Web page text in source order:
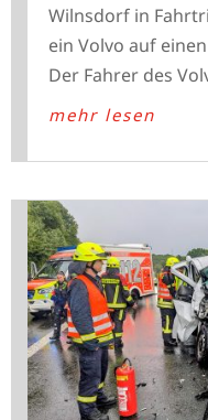
Wilnsdorf in
ein Volvo auf
Der Fahrer des
mehr lesen